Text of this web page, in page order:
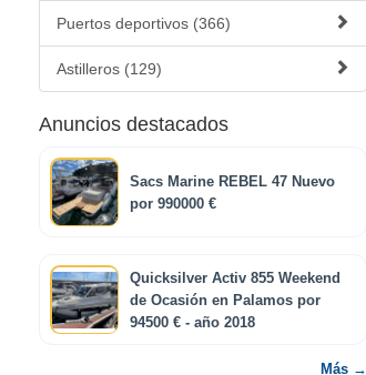
Puertos deportivos (366)
Astilleros (129)
Anuncios destacados
Sacs Marine REBEL 47 Nuevo
por 990000 €
Quicksilver Activ 855 Weekend
de Ocasión en Palamos por
94500 € - año 2018
Más →